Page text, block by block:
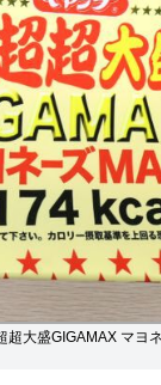
超大盛GIGAMAX マヨ